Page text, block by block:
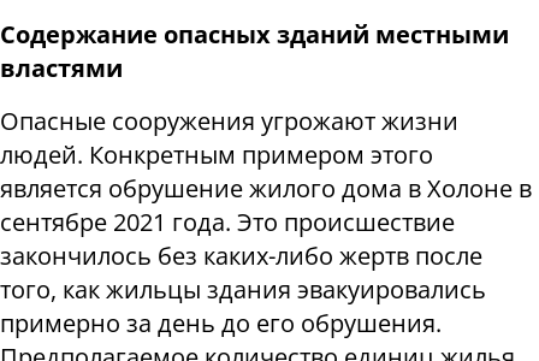
Содержание опасных зданий местными
властями
Опасные сооружения угрожают жизни
людей. Конкретным примером этого
является обрушение жилого дома в Холоне в
сентябре 2021 года. Это происшествие
закончилось без каких-либо жертв после
того, как жильцы здания эвакуировались
примерно за день до его обрушения.